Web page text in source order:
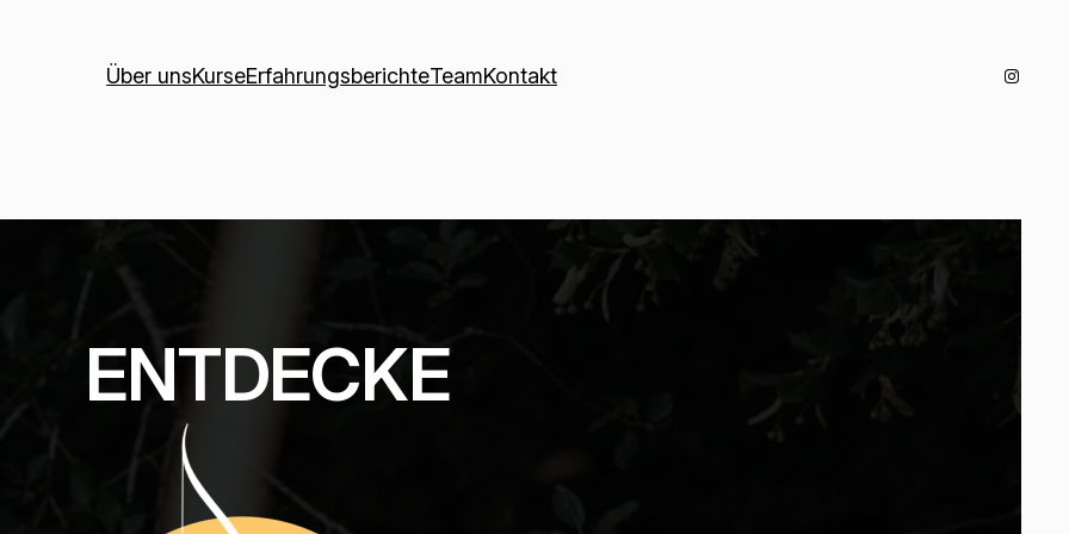
Über unsKurseErfahrungsberichteTeamKontakt
ENTDECKE